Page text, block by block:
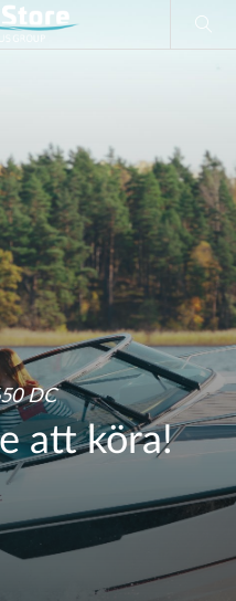
DC
att köra!
DC
att köra!